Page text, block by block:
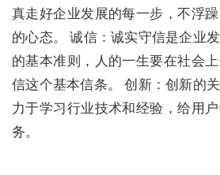
真走好企业发展的每一步，不浮
的心态。 诚信：诚实守信是企业
的基本准则，人的一生要在社会
信这个基本信条。 创新：创新的
力于学习行业技术和经验，给用
务。